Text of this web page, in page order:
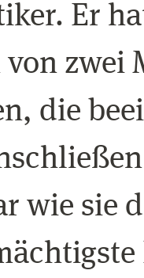
Er
von
die
wie sie